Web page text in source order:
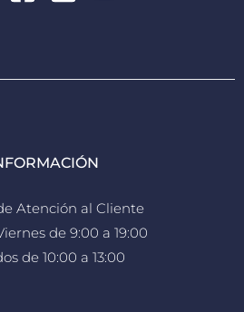
Atención al Cliente
de 9:00 a 19:00
de 10:00 a 13:00